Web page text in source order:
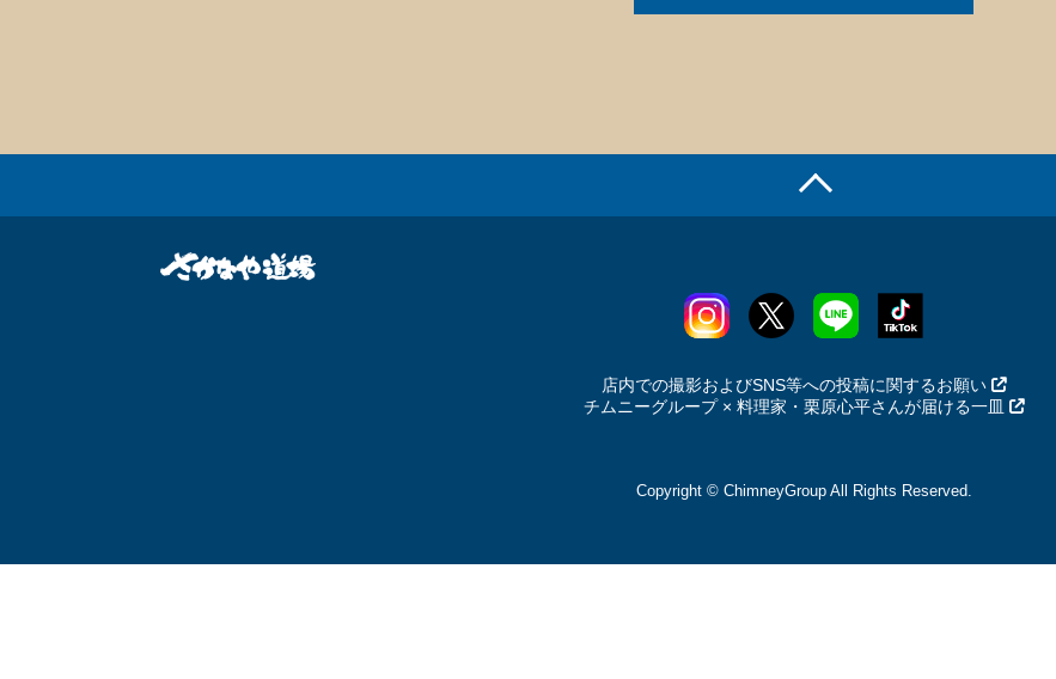
店内での撮影およびSNS等への投稿に関するお願い
チムニーグループ × 料理家・栗原心平さんが届ける一皿
Copyright © ChimneyGroup All Rights Reserved.